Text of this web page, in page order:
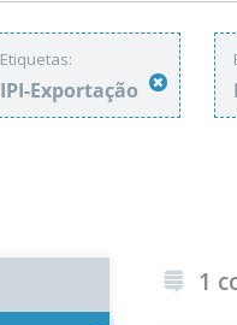
Etiquetas:
IPI-Exportação
1